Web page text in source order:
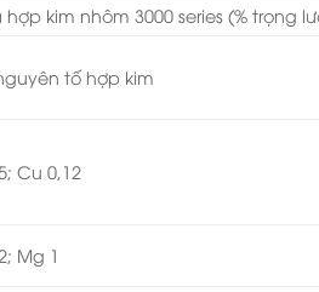
kim nhôm 3000 series (% trọng
tố hợp kim
Cu 0,12
Mg 1